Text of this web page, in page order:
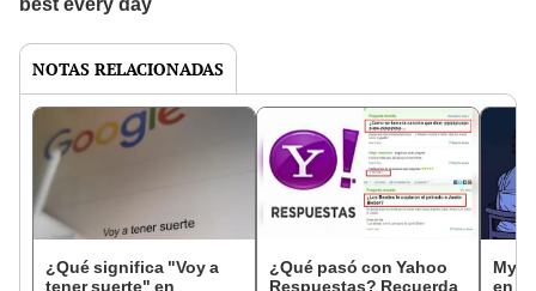
NOTAS RELACIONADAS
¿Qué significa "Voy a
tener suerte" en
¿Qué pasó con Yahoo
Respuestas? Recuerda
en la